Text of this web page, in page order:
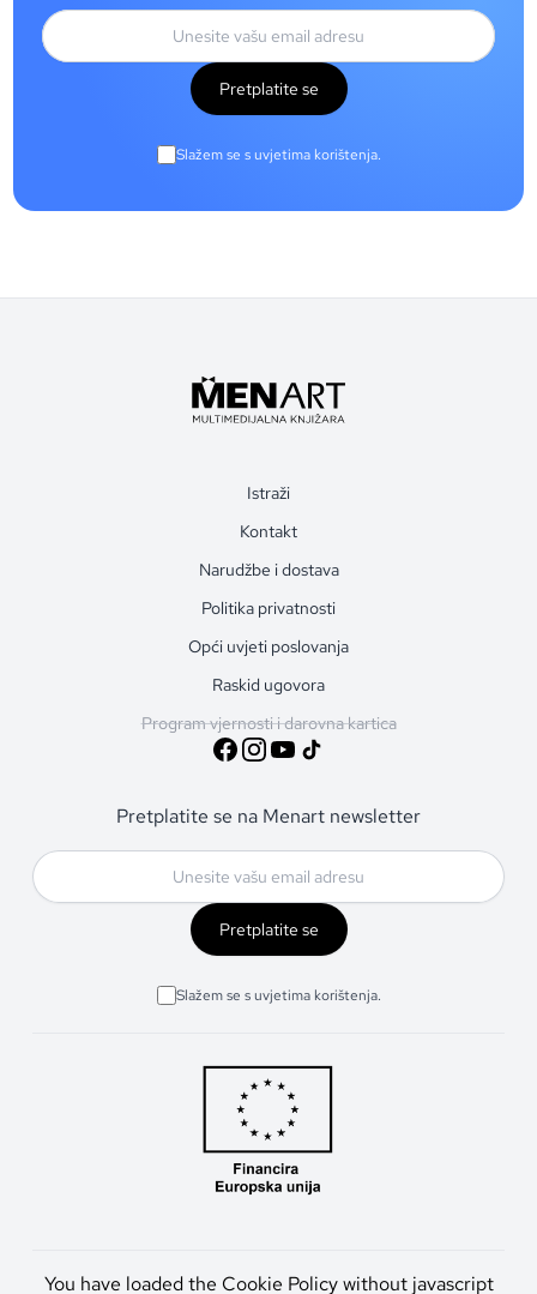
Pretplatite se
Slažem se s uvjetima korištenja.
Istraži
Kontakt
Narudžbe i dostava
Politika privatnosti
Opći uvjeti poslovanja
Raskid ugovora
Program vjernosti i darovna kartica
Pretplatite se na Menart newsletter
Pretplatite se
Slažem se s uvjetima korištenja.
You have loaded the Cookie Policy without javascript